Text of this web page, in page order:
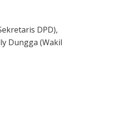
DPD),
Dungga (Wakil